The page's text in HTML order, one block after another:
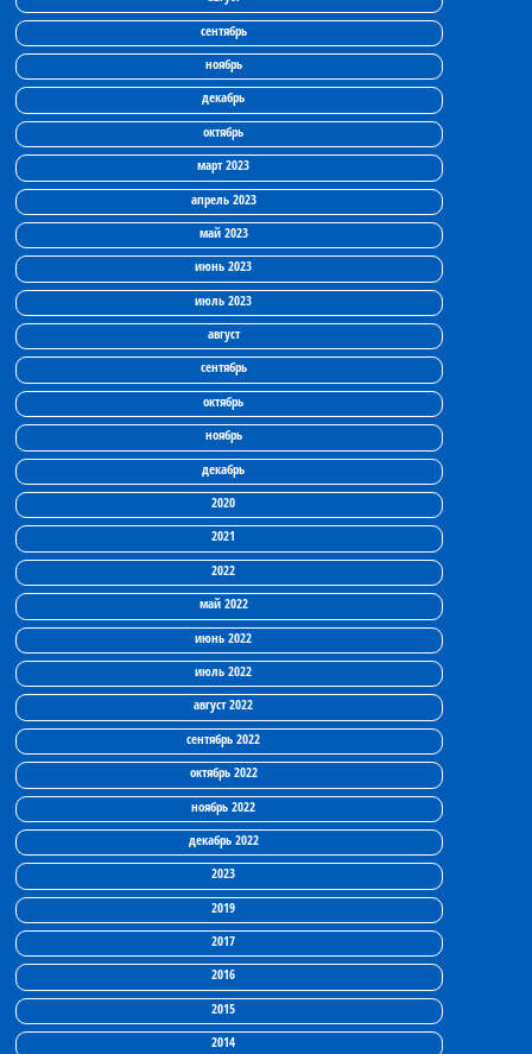
сентябрь
ноябрь
декабрь
октябрь
март 2023
апрель 2023
май 2023
июнь 2023
июль 2023
август
сентябрь
октябрь
ноябрь
декабрь
2020
2021
2022
май 2022
июнь 2022
июль 2022
август 2022
сентябрь 2022
октябрь 2022
ноябрь 2022
декабрь 2022
2023
2019
2017
2016
2015
2014